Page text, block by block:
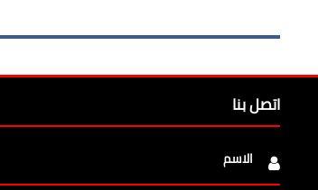
اتصل بنا
الاسم